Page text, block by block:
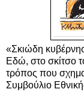
«Σκιώδη
Εδώ, στο σκίτσο
τρόπος που
Συμβούλιο